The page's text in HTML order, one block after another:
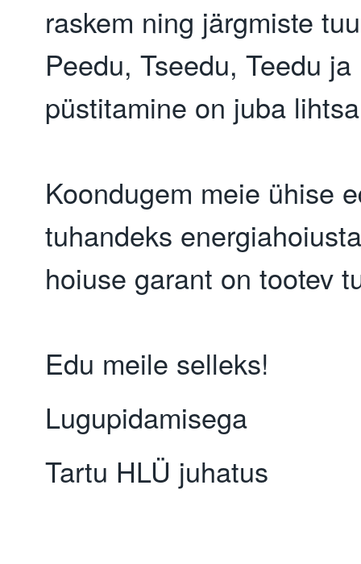
raskem ning järgmiste
Peedu, Tseedu, Teedu
püstitamine on juba
Koondugem meie ühise
tuhandeks
hoiuse garant on tootev
Edu meile selleks!
Lugupidamisega
Tartu HLÜ juhatus